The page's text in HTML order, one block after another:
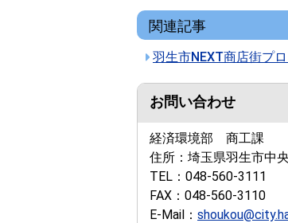
関連記事
羽生市NEXT商店街プ
お問い合わせ
経済環境部 商工課
住所： 埼玉県羽生市中
TEL： 048-560-3111
FAX： 048-560-3110
E-Mail：